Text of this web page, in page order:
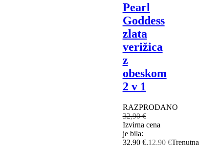
Pearl
Goddess
zlata
verižica
z
obeskom
2 v 1
RAZPRODANO
32,90€
Izvirna cena
je bila:
32,90 €.12,90 €Trenutna